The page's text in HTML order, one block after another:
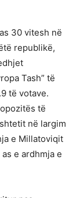
30 vitesh në
republikë,
Tash” të
të votave.
të
në largim
e Millatoviqit
e ardhmja e